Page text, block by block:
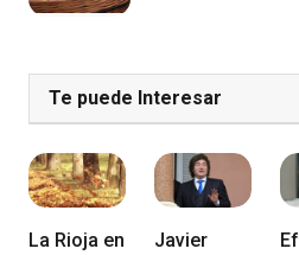
Te puede Interesar
La Rioja en
Javier